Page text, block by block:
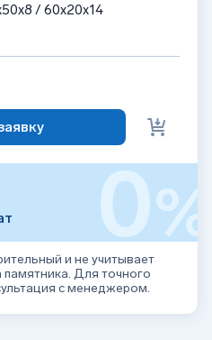
/ 60x20x14
0%
и не учитывает
памятника. Для точного
с менеджером.